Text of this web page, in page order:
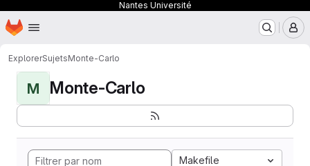
Nantes Université
Passer au contenu principal
Page d'accueil
ExplorerSujetsMonte-Carlo
M Monte-Carlo
Makefile